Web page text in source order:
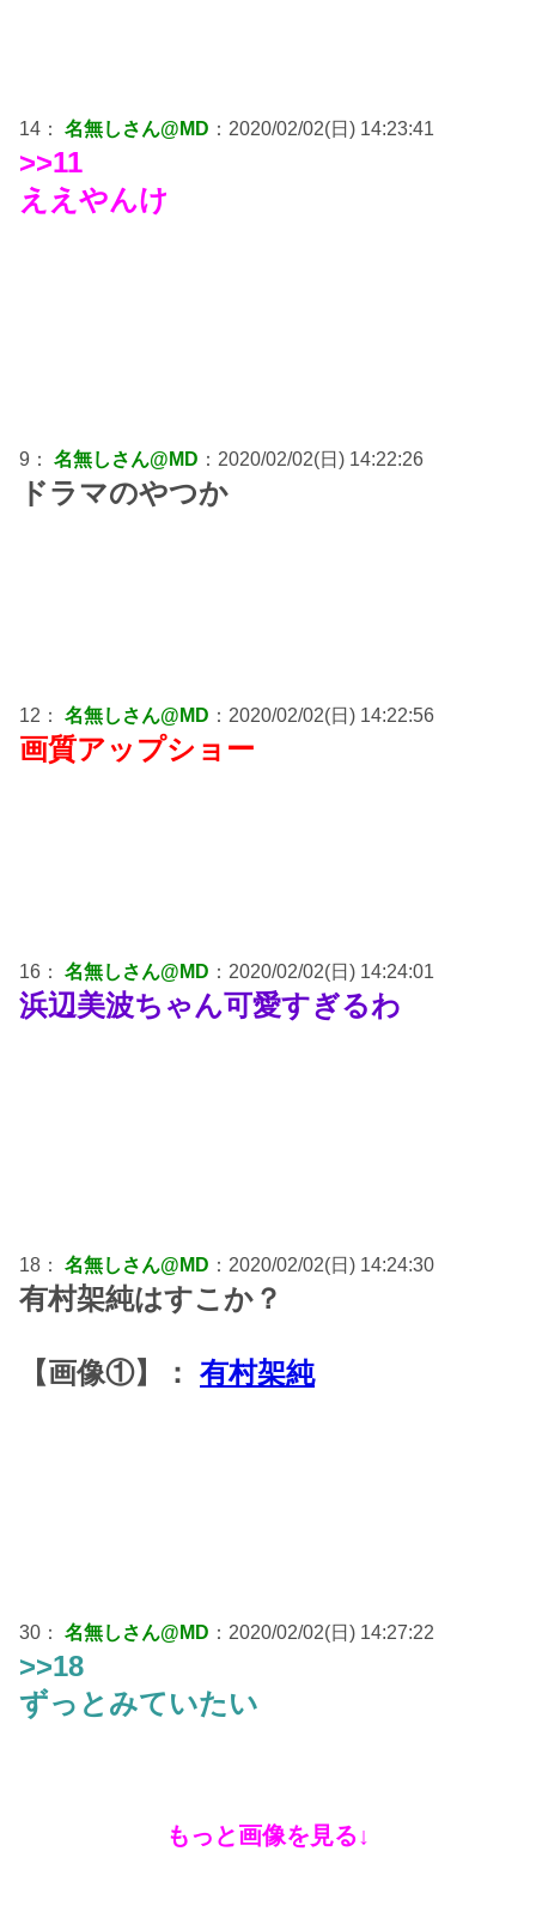
14： 名無しさん@MD ：2020/02/02(日) 14:23:41
>>11
ええやんけ
9： 名無しさん@MD ：2020/02/02(日) 14:22:26
ドラマのやつか
12： 名無しさん@MD ：2020/02/02(日) 14:22:56
画質アップショー
16： 名無しさん@MD ：2020/02/02(日) 14:24:01
浜辺美波ちゃん可愛すぎるわ
18： 名無しさん@MD ：2020/02/02(日) 14:24:30
有村架純はすこか？
【画像①】： 有村架純
30： 名無しさん@MD ：2020/02/02(日) 14:27:22
>>18
ずっとみていたい
もっと画像を見る↓